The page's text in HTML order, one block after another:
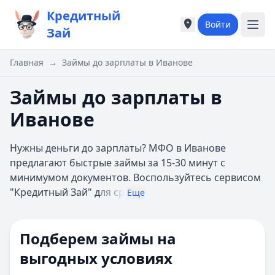
Кредитный
Зай
Города России
Москва
Казань
Б
Барнаул
Белгород
Города России
Москва
Казань
Б
Барнаул
Белгород
Войти
Главная → Займы до зарплаты в Иванове
Займы до зарплаты в
Иванове
Нужны деньги до зарплаты? МФО в Иванове
предлагают быстрые займы за 15-30 минут с
минимумом документов. Воспользуйтесь сервисом
"Кредитный Зай" для ср Еще
Подберем займы на
выгодных условиях